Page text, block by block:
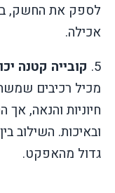
לספק את החשק,
אכילה.
5. קובייה קטנה
מכיל רכיבים
חיוניות והנאה,
ובאיכות. השילוב
גדול מהאפקט.